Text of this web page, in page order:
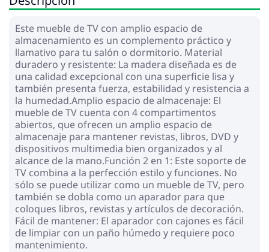
Este mueble de TV con amplio espacio de
almacenamiento es un complemento práctico y
llamativo para tu salón o dormitorio. Material
duradero y resistente: La madera diseñada es de
una calidad excepcional con una superficie lisa y
también presenta fuerza, estabilidad y resistencia a
la humedad.Amplio espacio de almacenaje: El
mueble de TV cuenta con 4 compartimentos
abiertos, que ofrecen un amplio espacio de
almacenaje para mantener revistas, libros, DVD y
dispositivos multimedia bien organizados y al
alcance de la mano.Función 2 en 1: Este soporte de
TV combina a la perfección estilo y funciones. No
sólo se puede utilizar como un mueble de TV, pero
también se dobla como un aparador para que
coloques libros, revistas y artículos de decoración.
Fácil de mantener: El aparador con cajones es fácil
de limpiar con un paño húmedo y requiere poco
mantenimiento.